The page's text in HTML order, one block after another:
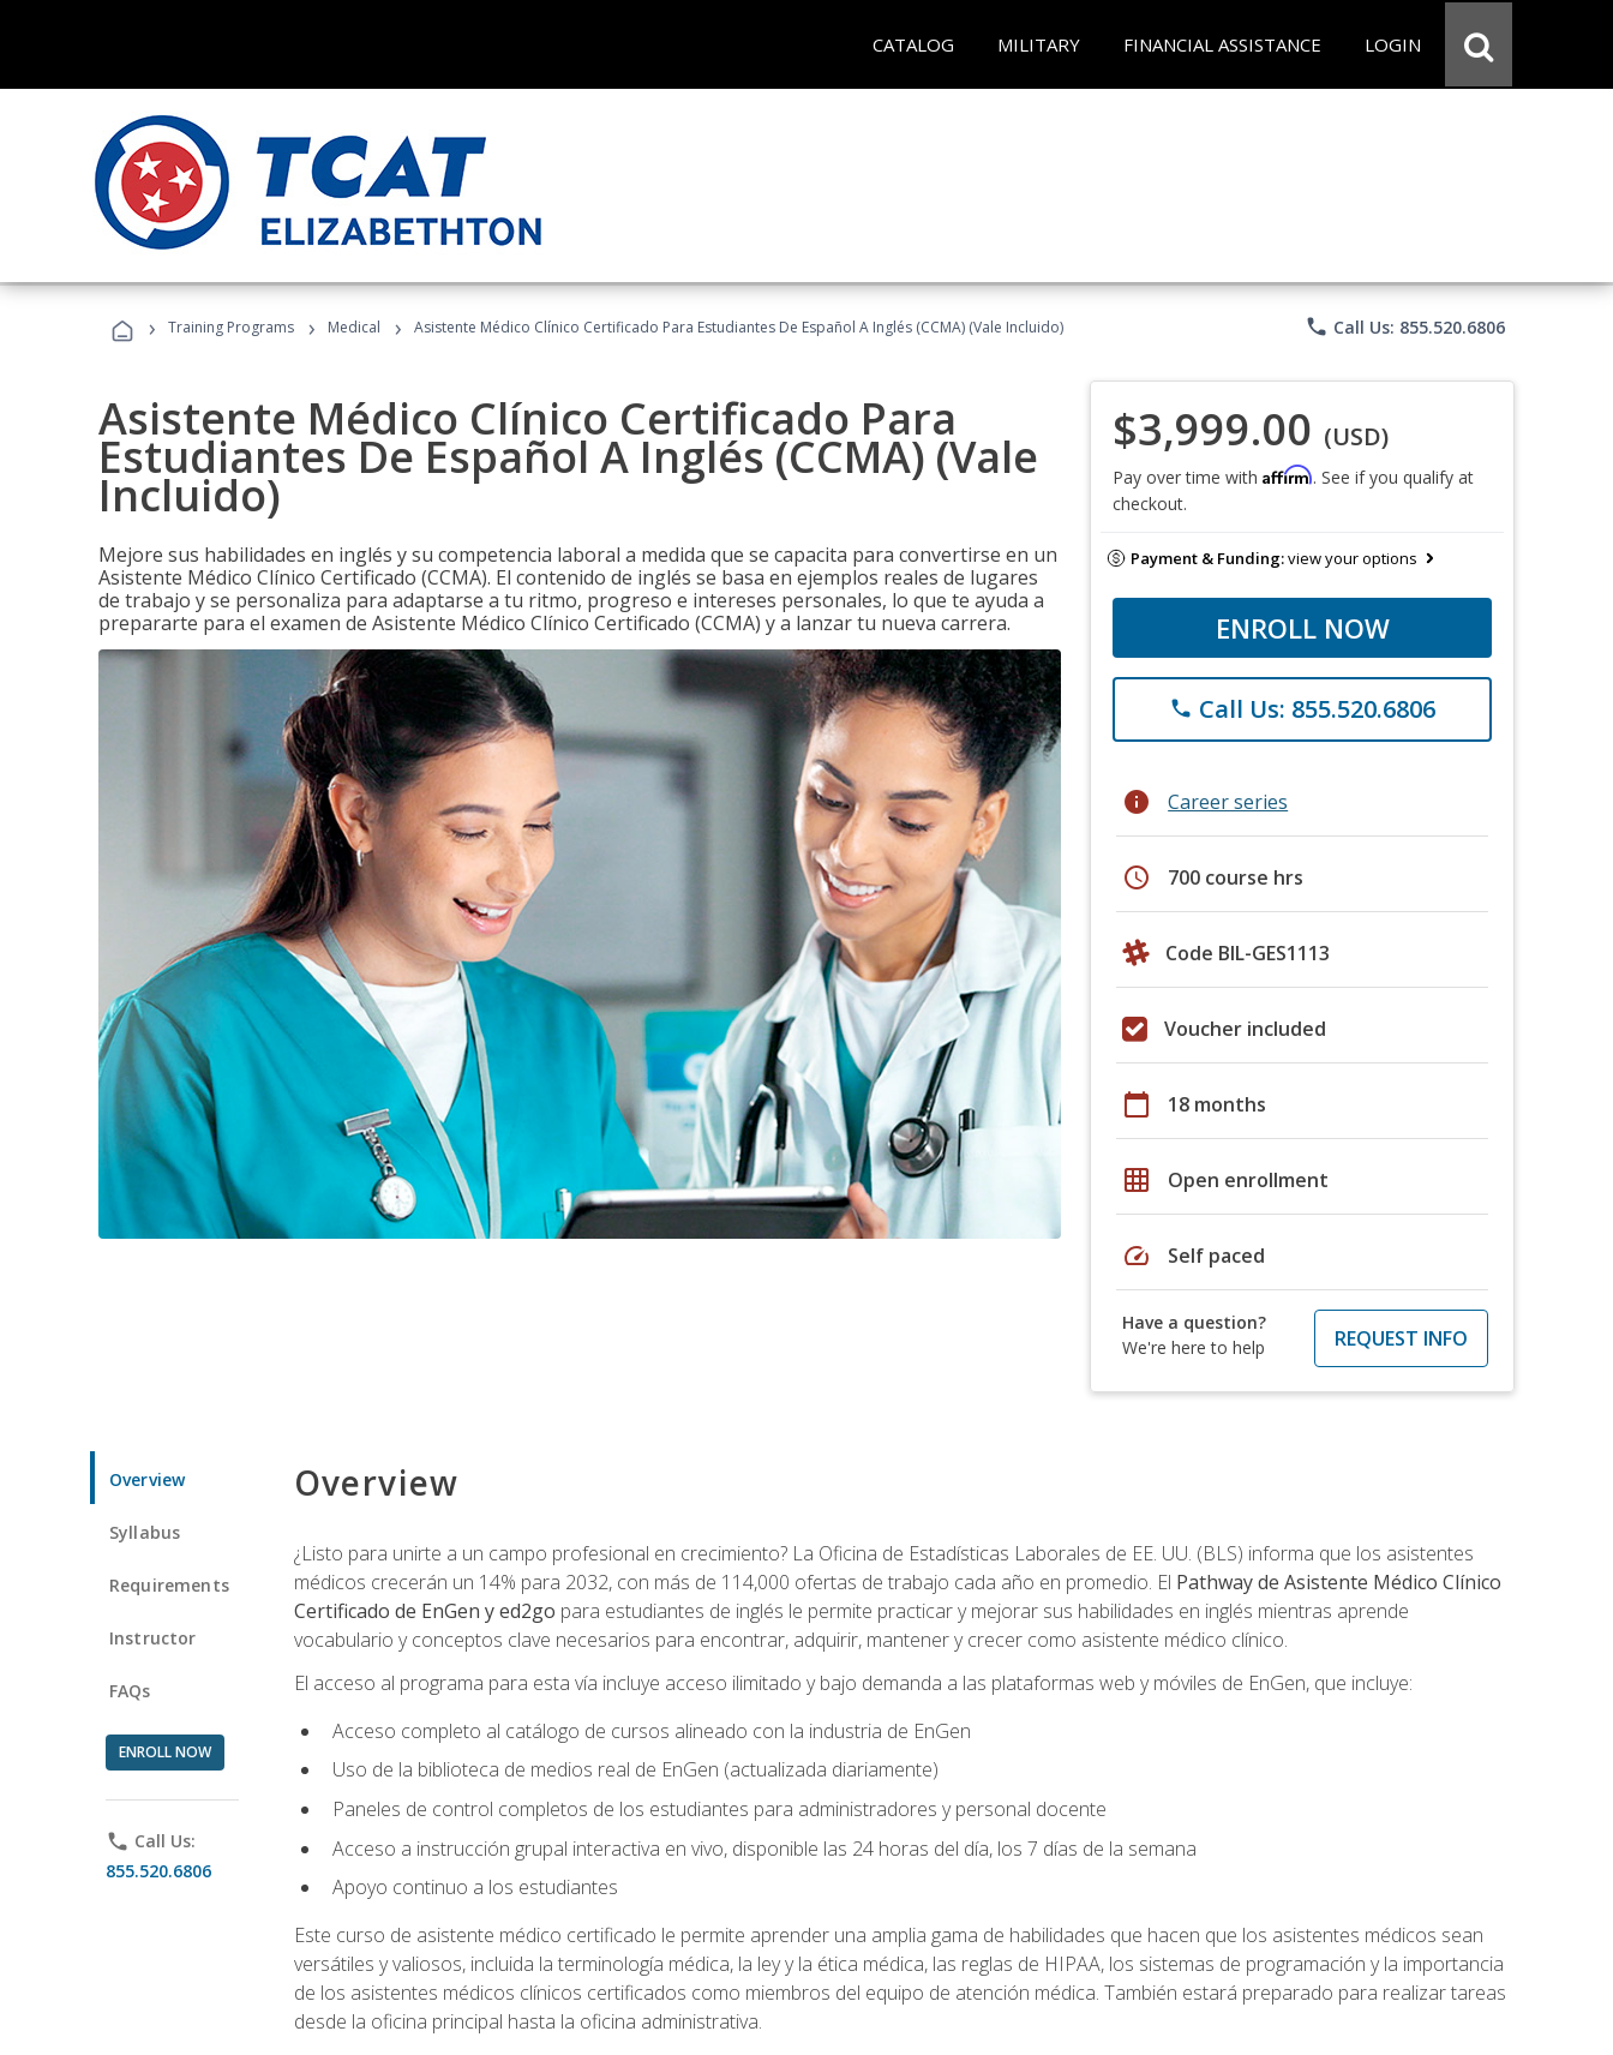
CATALOG MILITARY FINANCIAL ASSISTANCE LOGIN
› Training Programs › Medical › Asistente Médico Clínico Certificado Para Estudiantes De Español A Inglés (CCMA) (Vale Incluido) phone Call Us: 855.520.6806
Asistente Médico Clínico Certificado Para
Estudiantes De Español A Inglés (CCMA) (Vale
Incluido)
Mejore sus habilidades en inglés y su competencia laboral a medida que se capacita para convertirse en un
Asistente Médico Clínico Certificado (CCMA). El contenido de inglés se basa en ejemplos reales de lugares
de trabajo y se personaliza para adaptarse a tu ritmo, progreso e intereses personales, lo que te ayuda a
prepararte para el examen de Asistente Médico Clínico Certificado (CCMA) y a lanzar tu nueva carrera.
$3,999.00 (USD)
Pay over time with Affirm. See if you qualify at
checkout.
Payment & Funding:view your options
ENROLL NOW
phone Call Us: 855.520.6806
info Career series
schedule 700 course hrs
Code BIL-GES1113
Voucher included
calendar_today 18 months
grid_on Open enrollment
speed Self paced
Have a question?
We're here to help
REQUEST INFO
Overview
Syllabus
Requirements
Instructor
FAQs
ENROLL NOW
phone Call Us:
855.520.6806
Overview
¿Listo para unirte a un campo profesional en crecimiento? La Oficina de Estadísticas Laborales de EE. UU. (BLS) informa que los asistentes
médicos crecerán un 14% para 2032, con más de 114,000 ofertas de trabajo cada año en promedio. El Pathway de Asistente Médico Clínico
Certificado de EnGen y ed2go para estudiantes de inglés le permite practicar y mejorar sus habilidades en inglés mientras aprende
vocabulario y conceptos clave necesarios para encontrar, adquirir, mantener y crecer como asistente médico clínico.
El acceso al programa para esta vía incluye acceso ilimitado y bajo demanda a las plataformas web y móviles de EnGen, que incluye:
Acceso completo al catálogo de cursos alineado con la industria de EnGen
Uso de la biblioteca de medios real de EnGen (actualizada diariamente)
Paneles de control completos de los estudiantes para administradores y personal docente
Acceso a instrucción grupal interactiva en vivo, disponible las 24 horas del día, los 7 días de la semana
Apoyo continuo a los estudiantes
Este curso de asistente médico certificado le permite aprender una amplia gama de habilidades que hacen que los asistentes médicos sean
versátiles y valiosos, incluida la terminología médica, la ley y la ética médica, las reglas de HIPAA, los sistemas de programación y la importancia
de los asistentes médicos clínicos certificados como miembros del equipo de atención médica. También estará preparado para realizar tareas
desde la oficina principal hasta la oficina administrativa.